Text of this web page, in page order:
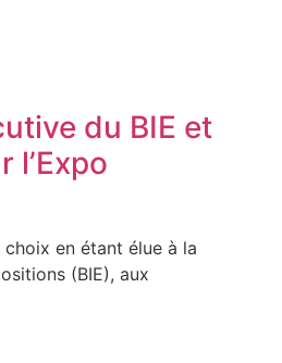
du BIE et
l’Expo
en étant élue à la
(BIE), aux